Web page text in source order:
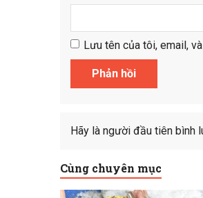
Lưu tên của tôi, email,
Hãy là người đầu tiên bình
Cùng chuyên mục